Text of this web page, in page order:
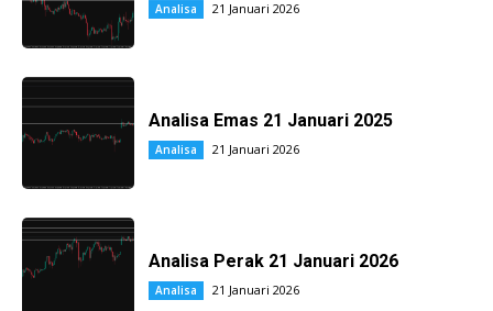
Analisa 21 Januari 2026
Analisa Emas 21 Januari 2025
Analisa 21 Januari 2026
Analisa Perak 21 Januari 2026
Analisa 21 Januari 2026